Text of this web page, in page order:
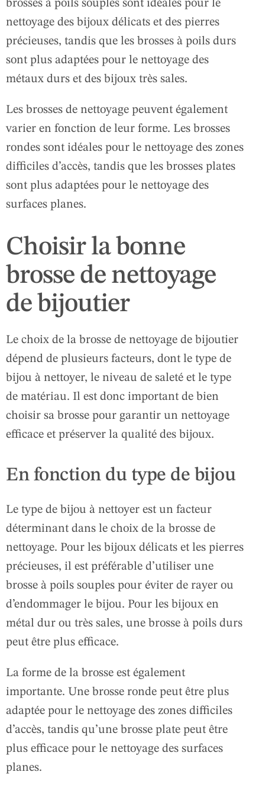
brosses à poils souples sont idéales pour le
nettoyage des bijoux délicats et des pierres
précieuses, tandis que les brosses à poils durs
sont plus adaptées pour le nettoyage des
métaux durs et des bijoux très sales.
Les brosses de nettoyage peuvent également
varier en fonction de leur forme. Les brosses
rondes sont idéales pour le nettoyage des zones
difficiles d’accès, tandis que les brosses plates
sont plus adaptées pour le nettoyage des
surfaces planes.
Choisir la bonne
brosse de nettoyage
de bijoutier
Le choix de la brosse de nettoyage de bijoutier
dépend de plusieurs facteurs, dont le type de
bijou à nettoyer, le niveau de saleté et le type
de matériau. Il est donc important de bien
choisir sa brosse pour garantir un nettoyage
efficace et préserver la qualité des bijoux.
En fonction du type de bijou
Le type de bijou à nettoyer est un facteur
déterminant dans le choix de la brosse de
nettoyage. Pour les bijoux délicats et les pierres
précieuses, il est préférable d’utiliser une
brosse à poils souples pour éviter de rayer ou
d’endommager le bijou. Pour les bijoux en
métal dur ou très sales, une brosse à poils durs
peut être plus efficace.
La forme de la brosse est également
importante. Une brosse ronde peut être plus
adaptée pour le nettoyage des zones difficiles
d’accès, tandis qu’une brosse plate peut être
plus efficace pour le nettoyage des surfaces
planes.